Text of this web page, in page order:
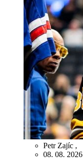
Petr Zajíc ,
08. 08. 2026